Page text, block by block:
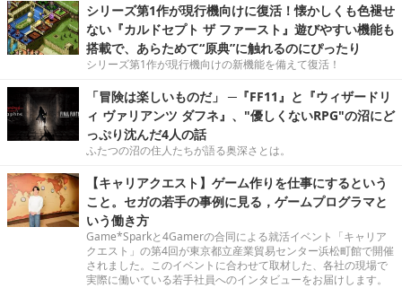
シリーズ第1作が現行機向けに復活！懐かしくも色褪せ
ない『カルドセプト ザ ファースト』遊びやすい機能も
搭載で、あらためて“原典”に触れるのにぴったり
シリーズ第1作が現行機向けの新機能を備えて復活！
「冒険は楽しいものだ」 ─『FF11』と『ウィザードリ
ィ ヴァリアンツ ダフネ』、"優しくないRPG"の沼にど
っぷり沈んだ4人の話
ふたつの沼の住人たちが語る奥深さとは。
【キャリアクエスト】ゲーム作りを仕事にするという
こと。セガの若手の事例に見る，ゲームプログラマと
いう働き方
Game*Sparkと4Gamerの合同による就活イベント「キャリア
クエスト」の第4回が東京都立産業貿易センター浜松町館で開催
されました。このイベントに合わせて取材した、各社の現場で
実際に働いている若手社員へのインタビューをお届けします。